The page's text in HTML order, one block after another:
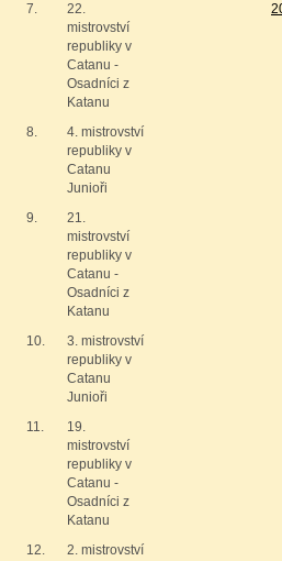
7.
22.
mistrovství
republiky v
Catanu -
Osadníci z
Katanu
8.
4. mistrovství
republiky v
Catanu
Junioři
9.
21.
mistrovství
republiky v
Catanu -
Osadníci z
Katanu
10.
3. mistrovství
republiky v
Catanu
Junioři
11.
19.
mistrovství
republiky v
Catanu -
Osadníci z
Katanu
12.
2. mistrovství